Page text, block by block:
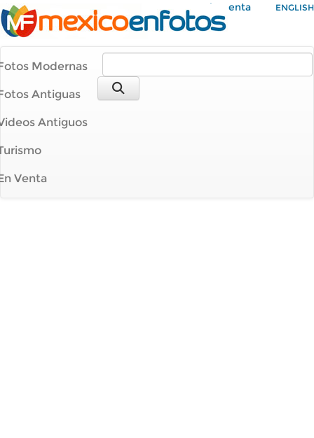
Mi Cuenta ENGLISH
Modernas
Antiguas
Antiguos
Venta